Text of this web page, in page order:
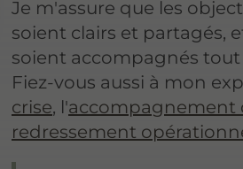
Je m'assure que les
soient clairs et partagés,
soient accompagnés
Fiez-vous aussi à mon
crise, l'accompagnement
redressement